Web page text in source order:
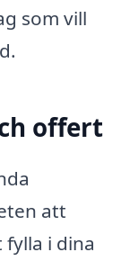
som vill
offert
att
i dina